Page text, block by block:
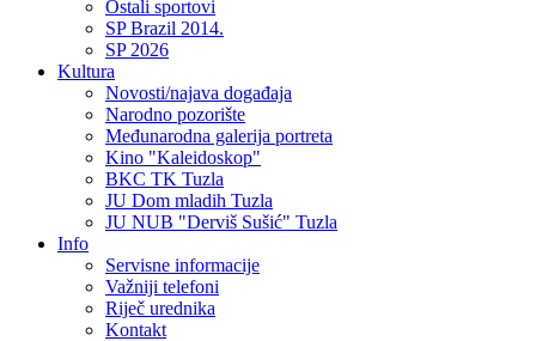
Ostali sportovi
SP Brazil 2014.
SP 2026
Kultura
Novosti/najava događaja
Narodno pozorište
Međunarodna galerija portreta
Kino "Kaleidoskop"
BKC TK Tuzla
JU Dom mladih Tuzla
JU NUB "Derviš Sušić" Tuzla
Info
Servisne informacije
Važniji telefoni
Riječ urednika
Kontakt